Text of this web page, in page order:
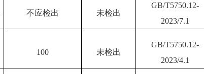
不应检出 未检出
GB/T5750.12-
2023/7.1
100 未检出
GB/T5750.12-
2023/4.1